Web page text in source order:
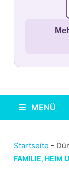
MENÜ
Startseite -
FAMILIE, HEIM